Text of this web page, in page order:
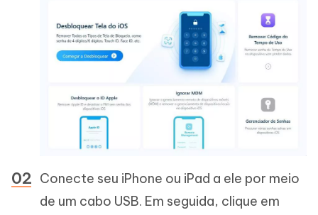
Conecte seu iPhone ou iPad a ele por meio
de um cabo USB. Em seguida, clique em